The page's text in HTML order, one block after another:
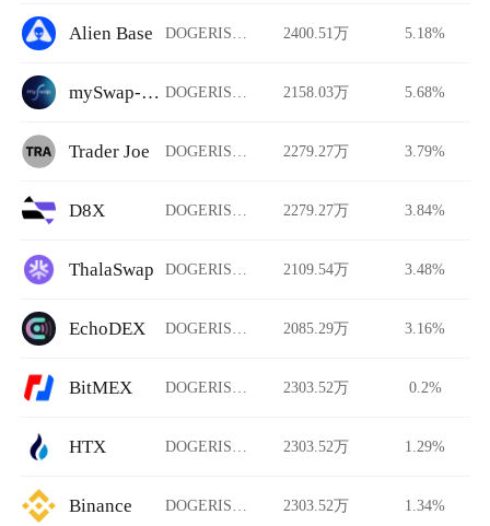
Alien Base 2400.51万 5.18%
mySwap-CL 2158.03万 5.68%
Trader Joe 2279.27万 3.79%
D8X 2279.27万 3.84%
ThalaSwap 2109.54万 3.48%
EchoDEX 2085.29万 3.16%
BitMEX 2303.52万 0.2%
HTX 2303.52万 1.29%
Binance 2303.52万 1.34%